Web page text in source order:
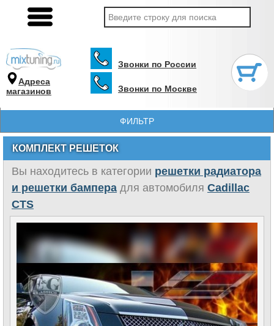
Адреса
магазинов
Звонки по России
Звонки по Москве
ФИЛЬТР
КОМПЛЕКТ РЕШЕТОК
Вы находитесь в категории решетки радиатора
и решетки бампера для автомобиля Cadillac
CTS